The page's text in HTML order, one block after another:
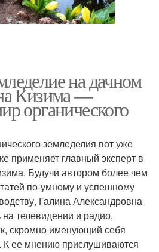
на дачном
Кизима —
органического
земледелия вот уже
применяет главный эксперт в
Будучи автором более чем
по-умному и успешному
Галина Александровна
телевидении и радио,
скромно именующий себя
ее мнению прислушиваются